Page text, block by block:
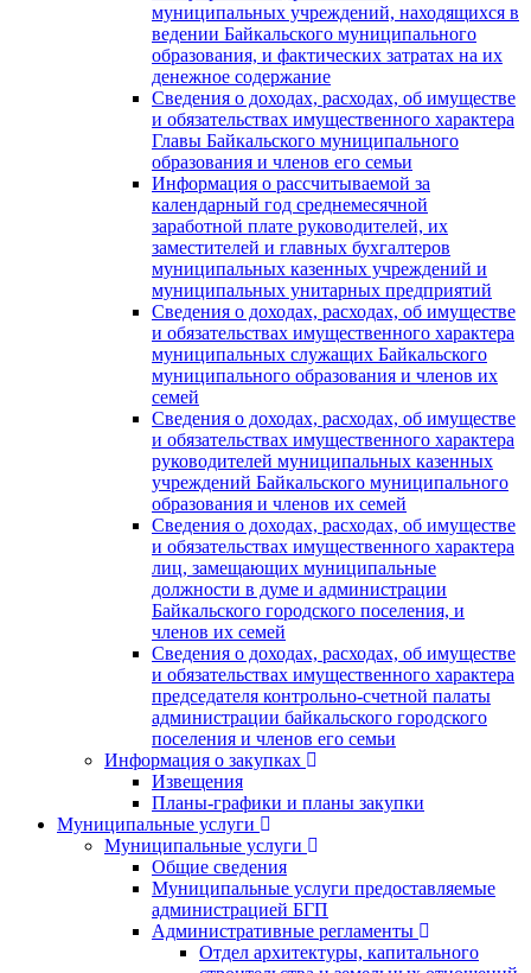
муниципальных учреждений, находящихся в
ведении Байкальского муниципального
образования, и фактических затратах на их
денежное содержание
Сведения о доходах, расходах, об имуществе
и обязательствах имущественного характера
Главы Байкальского муниципального
образования и членов его семьи
Информация о рассчитываемой за
календарный год среднемесячной
заработной плате руководителей, их
заместителей и главных бухгалтеров
муниципальных казенных учреждений и
муниципальных унитарных предприятий
Сведения о доходах, расходах, об имуществе
и обязательствах имущественного характера
муниципальных служащих Байкальского
муниципального образования и членов их
семей
Сведения о доходах, расходах, об имуществе
и обязательствах имущественного характера
руководителей муниципальных казенных
учреждений Байкальского муниципального
образования и членов их семей
Сведения о доходах, расходах, об имуществе
и обязательствах имущественного характера
лиц, замещающих муниципальные
должности в думе и администрации
Байкальского городского поселения, и
членов их семей
Сведения о доходах, расходах, об имуществе
и обязательствах имущественного характера
председателя контрольно-счетной палаты
администрации байкальского городского
поселения и членов его семьи
Информация о закупках
Извещения
Планы-графики и планы закупки
Муниципальные услуги
Муниципальные услуги
Общие сведения
Муниципальные услуги предоставляемые
администрацией БГП
Административные регламенты
Отдел архитектуры, капитального